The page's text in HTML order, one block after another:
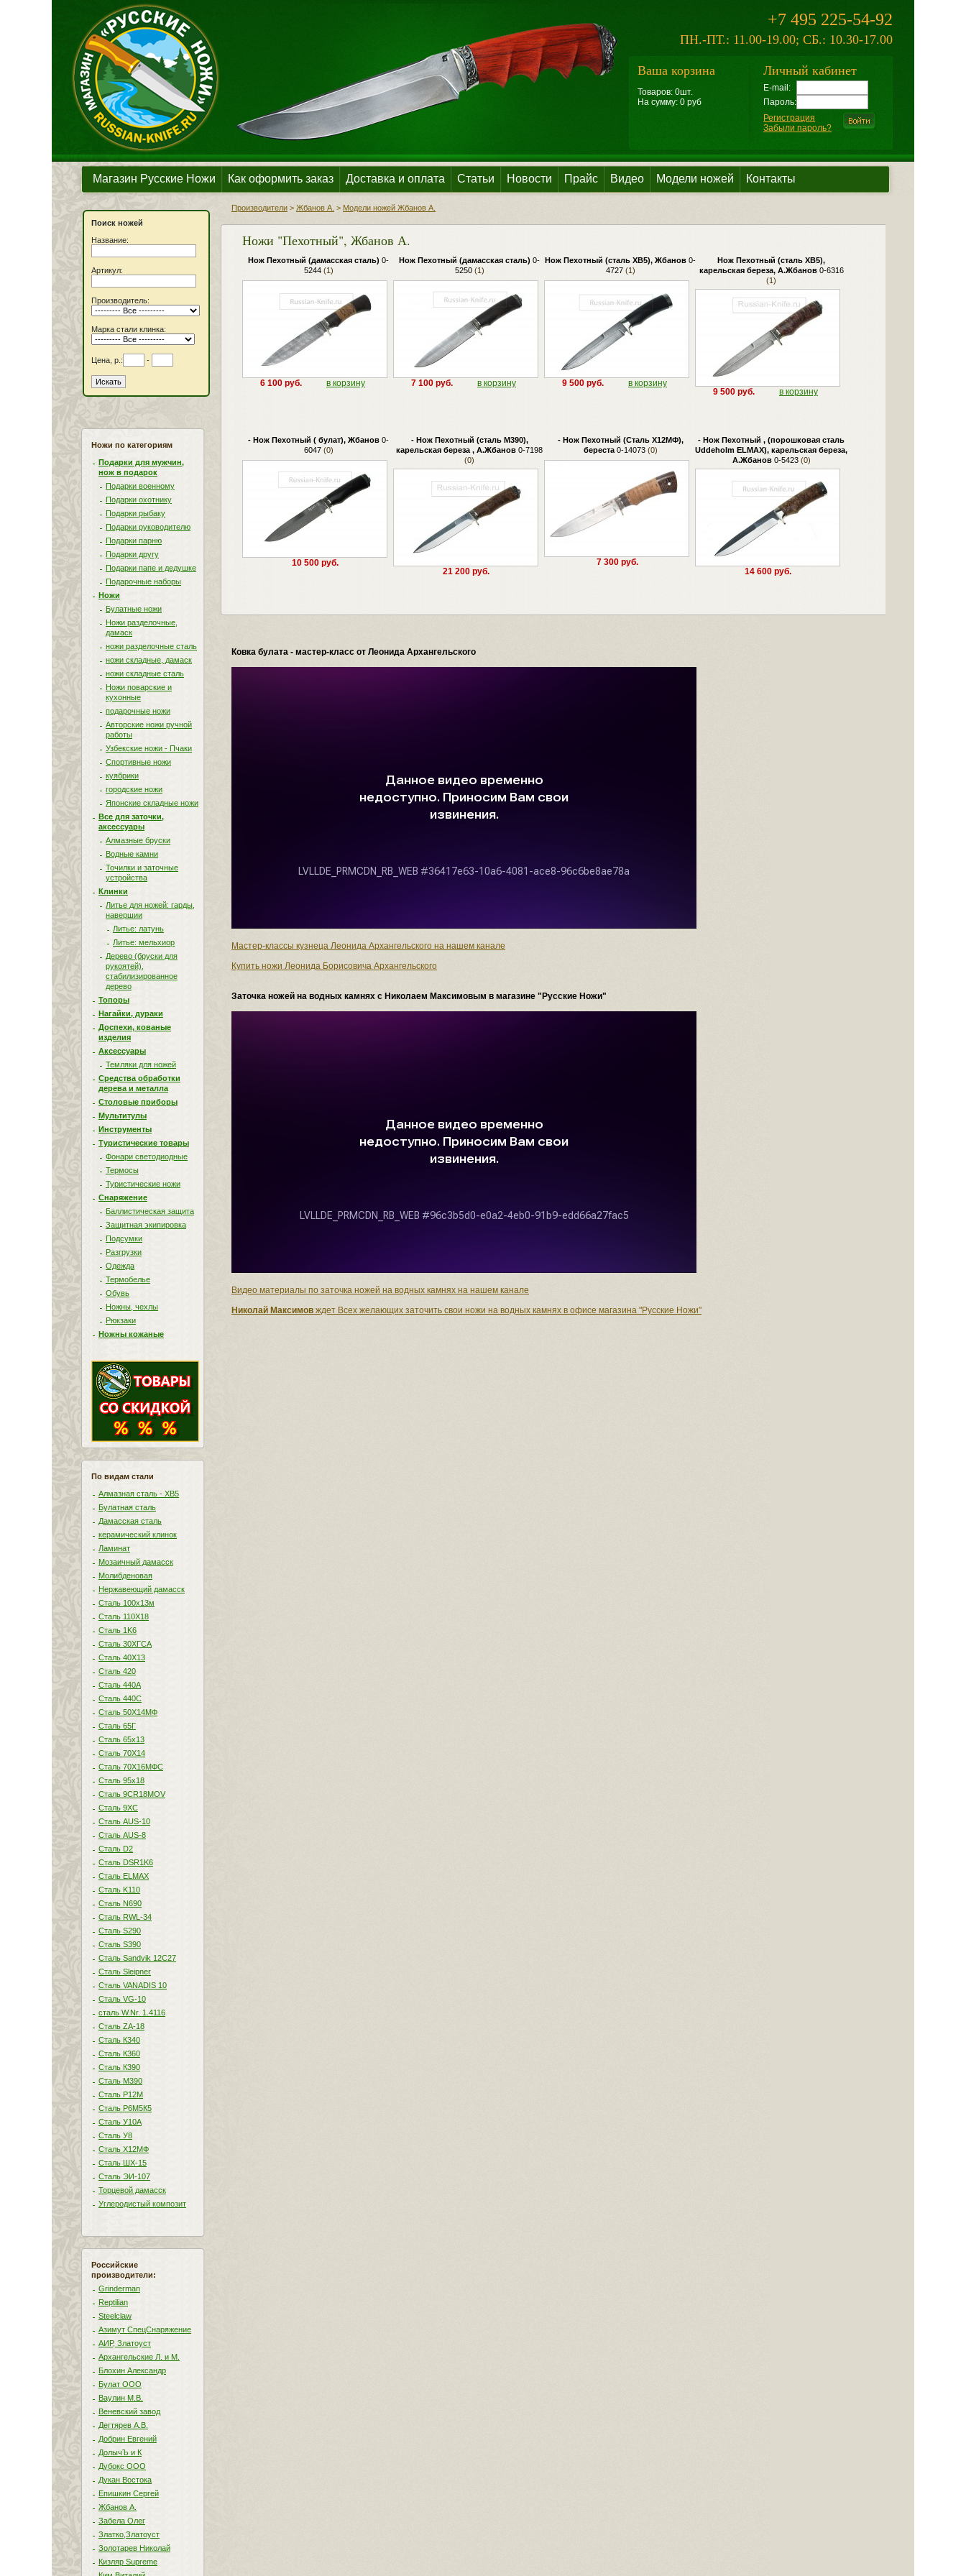
+7 495 225-54-92
ПН.-ПТ.: 11.00-19.00; СБ.: 10.30-17.00
Ваша корзина
Товаров: 0шт.
На сумму: 0 руб
Личный кабинет
E-mail:
Пароль:
Регистрация
Забыли пароль?
Магазин Русские Ножи Как оформить заказ Доставка и оплата Статьи Новости Прайс Видео Модели ножей Контакты
Поиск ножей
Название:
Артикул:
Производитель:
Марка стали клинка:
Цена, р.: -
Ножи по категориям
Подарки для мужчин,
нож в подарок
Подарки военному
Подарки охотнику
Подарки рыбаку
Подарки руководителю
Подарки парню
Подарки другу
Подарки папе и дедушке
Подарочные наборы
Ножи
Булатные ножи
Ножи разделочные,
дамаск
ножи разделочные сталь
ножи складные, дамаск
ножи складные сталь
Ножи поварские и
кухонные
подарочные ножи
Авторские ножи ручной
работы
Узбекские ножи - Пчаки
Спортивные ножи
куябрики
городские ножи
Японские складные ножи
Все для заточки,
аксессуары
Алмазные бруски
Водные камни
Точилки и заточные
устройства
Клинки
Литье для ножей: гарды,
навершии
Литье: латунь
Литье: мельхиор
Дерево (бруски для
рукоятей),
стабилизированное
дерево
Топоры
Нагайки, дураки
Доспехи, кованые
изделия
Аксессуары
Темляки для ножей
Средства обработки
дерева и металла
Столовые приборы
Мультитулы
Инструменты
Туристические товары
Фонари светодиодные
Термосы
Туристические ножи
Снаряжение
Баллистическая защита
Защитная экипировка
Подсумки
Разгрузки
Одежда
Термобелье
Обувь
Ножны, чехлы
Рюкзаки
Ножны кожаные
По видам стали
Алмазная сталь - ХВ5
Булатная сталь
Дамасская сталь
керамический клинок
Ламинат
Мозаичный дамасск
Молибденовая
Нержавеющий дамасск
Сталь 100х13м
Сталь 110Х18
Сталь 1K6
Сталь 30ХГСА
Сталь 40Х13
Сталь 420
Сталь 440A
Сталь 440С
Сталь 50Х14МФ
Сталь 65Г
Сталь 65х13
Сталь 70Х14
Сталь 70Х16МФС
Сталь 95х18
Сталь 9CR18MOV
Сталь 9ХС
Сталь AUS-10
Сталь AUS-8
Сталь D2
Сталь DSR1K6
Сталь ELMAX
Сталь K110
Сталь N690
Сталь RWL-34
Сталь S290
Сталь S390
Сталь Sandvik 12C27
Сталь Sleipner
Сталь VANADIS 10
Сталь VG-10
сталь W.Nr. 1.4116
Сталь ZA-18
Сталь К340
Сталь К360
Сталь К390
Сталь М390
Сталь Р12М
Сталь Р6М5К5
Сталь У10А
Сталь У8
Сталь Х12МФ
Сталь ШХ-15
Сталь ЭИ-107
Торцевой дамасск
Углеродистый композит
Российские
производители:
Grinderman
Reptilian
Steelclaw
Азимут СпецСнаряжение
АИР, Златоуст
Архангельские Л. и М.
Блохин Александр
Булат ООО
Ваулин М.В.
Веневский завод
Дегтярев А.В.
Добрин Евгений
ДолычЪ и К
Дубокс ООО
Дукан Востока
Епишкин Сергей
Жбанов А.
Забела Олег
Златко,Златоуст
Золотарев Николай
Кизляр Supreme
Производители > Жбанов А. > Модели ножей Жбанов А.
Ножи "Пехотный", Жбанов А.
Нож Пехотный (дамасская сталь) 0-
5244(1)
6 100 руб. в корзину
Нож Пехотный (дамасская сталь) 0-
5250(1)
7 100 руб. в корзину
Нож Пехотный (сталь ХВ5), Жбанов 0-
4727(1)
9 500 руб. в корзину
Нож Пехотный (сталь ХВ5),
карельская береза, А.Жбанов0-6316
(1)
9 500 руб. в корзину
- Нож Пехотный ( булат), Жбанов 0-
6047(0)
10 500 руб.
- Нож Пехотный (сталь М390),
карельская береза , А.Жбанов 0-7198
(0)
21 200 руб.
- Нож Пехотный (Сталь Х12МФ),
береста0-14073(0)
7 300 руб.
- Нож Пехотный , (порошковая сталь
Uddeholm ELMAX), карельская береза,
А.Жбанов0-5423(0)
14 600 руб.
Ковка булата - мастер-класс от Леонида Архангельского
Мастер-классы кузнеца Леонида Архангельского на нашем канале
Купить ножи Леонида Борисовича Архангельского
Заточка ножей на водных камнях с Николаем Максимовым в магазине "Русские Ножи"
Видео материалы по заточка ножей на водных камнях на нашем канале
Николай Максимов ждет Всех желающих заточить свои ножи на водных камнях в офисе магазина "Русские Ножи"